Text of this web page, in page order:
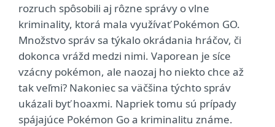
rozruch spôsobili aj rôzne správy o vlne
kriminality, ktorá mala využívať Pokémon GO.
Množstvo správ sa týkalo okrádania hráčov, či
dokonca vrážd medzi nimi. Vaporean je síce
vzácny pokémon, ale naozaj ho niekto chce až
tak veľmi? Nakoniec sa väčšina týchto správ
ukázali byť hoaxmi. Napriek tomu sú prípady
spájajúce Pokémon Go a kriminalitu známe.